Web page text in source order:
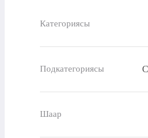
Категориясы
Подкатегориясы
Шаар